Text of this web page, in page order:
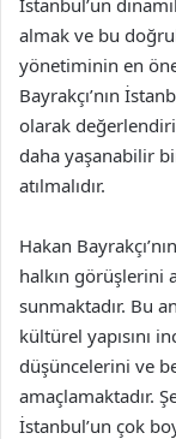
İstanbul’un
almak ve bu
yönetiminin en
Bayrakçı’nın
olarak
daha yaşanabilir
atılmalıdır.
Hakan
halkın görüşlerini
sunmaktadır. Bu
kültürel yapısını
düşüncelerini ve
amaçlamaktadır.
İstanbul’un çok